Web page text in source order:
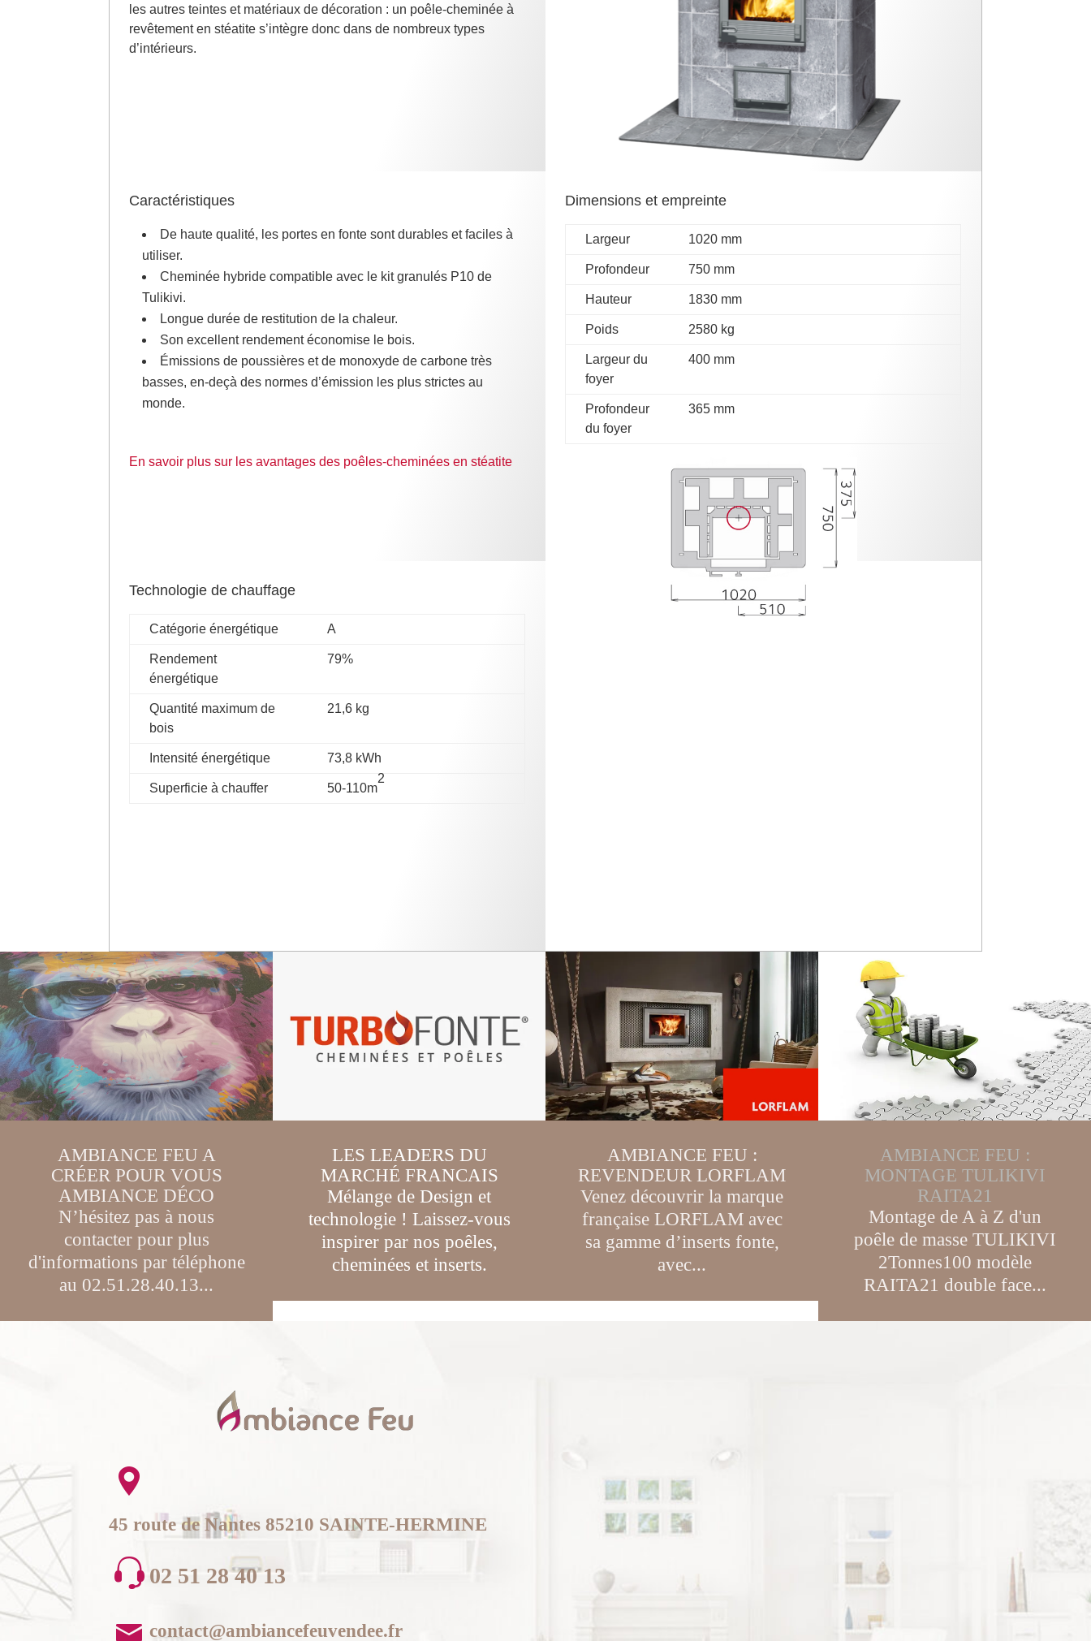
les autres teintes et matériaux de décoration : un poêle-cheminée à
revêtement en stéatite s’intègre donc dans de nombreux types
d’intérieurs.
Caractéristiques
De haute qualité, les portes en fonte sont durables et faciles à
utiliser.
Cheminée hybride compatible avec le kit granulés P10 de
Tulikivi.
Longue durée de restitution de la chaleur.
Son excellent rendement économise le bois.
Émissions de poussières et de monoxyde de carbone très
basses, en-deçà des normes d’émission les plus strictes au
monde.
En savoir plus sur les avantages des poêles-cheminées en stéatite
Dimensions et empreinte
Largeur 1020 mm
Profondeur 750 mm
Hauteur 1830 mm
Poids 2580 kg
Largeur du
foyer
400 mm
Profondeur
du foyer
365 mm
Technologie de chauffage
Catégorie énergétique A
Rendement
énergétique
79%
Quantité maximum de
bois
21,6 kg
Intensité énergétique 73,8 kWh
Superficie à chauffer 50-110m
2
AMBIANCE FEU A
CRÉER POUR VOUS
AMBIANCE DÉCO
N’hésitez pas à nous
contacter pour plus
d'informations par téléphone
au 02.51.28.40.13...
LES LEADERS DU
MARCHÉ FRANCAIS
Mélange de Design et
technologie! Laissez-vous
inspirer par nos poêles,
cheminées et inserts.
AMBIANCE FEU :
REVENDEUR LORFLAM
Venez découvrir la marque
française LORFLAM avec
sa gamme d’inserts fonte,
avec...
AMBIANCE FEU :
MONTAGE TULIKIVI
RAITA21
Montage de A à Z d'un
poêle de masse TULIKIVI
2Tonnes100 modèle
RAITA21 double face...
45 route de Nantes 85210 SAINTE-HERMINE
02 51 28 40 13
contact@ambiancefeuvendee.fr